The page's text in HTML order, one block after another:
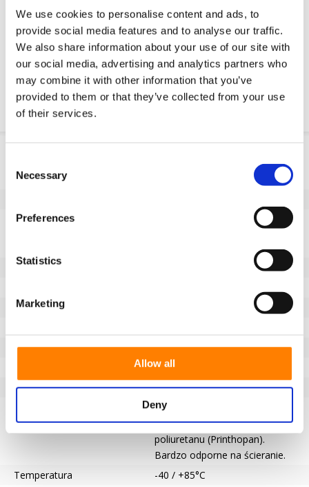
We use cookies to personalise content and ads, to
provide social media features and to analyse our traffic.
We also share information about your use of our site with
our social media, advertising and analytics partners who
may combine it with other information that you’ve
provided to them or that they’ve collected from your use
of their services.
Selection
Necessary
Preferences
Statistics
Marketing
Allow all
Deny
Żądanie części OE
Download PDF
Odpornosc chemiczna
SKU
Dane techniczne
Średnica koła (mm)
Nośność (kg)
Otwór na oś-Ø (mm)
8
Vulkopan
Twardość bieżnika
59° Shore D
Rolki prowadzące 59° Shore D
wykonane z wysokiej jakości
poliuretanu (Printhopan).
Bardzo odporne na ścieranie.
Temperatura
-40 / +85°C